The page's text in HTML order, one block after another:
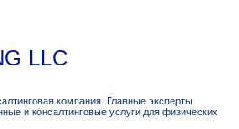
LLC
компания. Главные эксперты
и консалтинговые услуги для физических